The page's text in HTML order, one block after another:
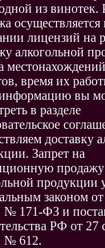
из винотек.
осуществляется
лицензий на
алкогольной
время их
вы
в разделе
доставку
Запрет на
продажу
продукции
законом
№ 171-ФЗ и
РФ от 27
№ 612.